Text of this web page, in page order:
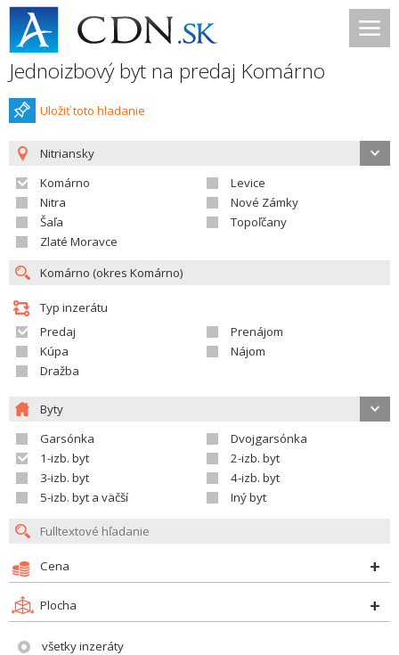
Jednoizbový byt na predaj Komárno
Uložiť toto hladanie
Nitriansky
Komárno
Levice
Nitra
Nové Zámky
Šaľa
Topoľčany
Zlaté Moravce
Typ inzerátu
Predaj
Prenájom
Kúpa
Nájom
Dražba
Byty
Garsónka
Dvojgarsónka
1-izb. byt
2-izb. byt
3-izb. byt
4-izb. byt
5-izb. byt a väčší
Iný byt
Cena
Plocha
všetky inzeráty